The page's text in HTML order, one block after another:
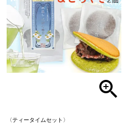
〈ティータイムセット〉